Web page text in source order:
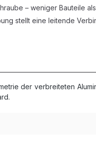
– weniger Bauteile
stellt eine leitende
der verbreiteten